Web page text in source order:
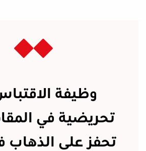
وظيفة
تحريضية في
تحفز على الذهاب